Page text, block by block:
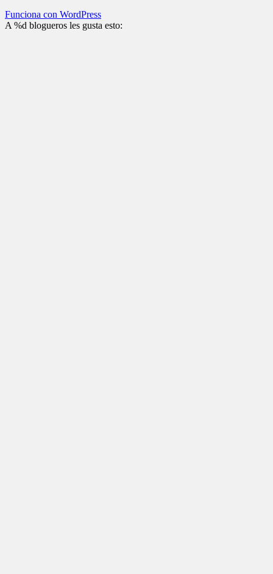
Funciona con WordPress
A%d blogueros les gusta esto: